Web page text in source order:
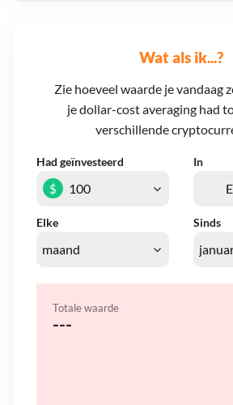
Wat als ik...?
Zie hoeveel waarde je vandaag
je dollar-cost averaging had
verschillende
Had geïnvesteerd In
Elke Sinds
$
Totale waarde
---